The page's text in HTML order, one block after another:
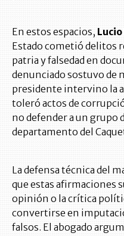
En estos espacios,
Estado cometió delitos
patria y falsedad en
denunciado sostuvo de
presidente intervino la
toleró actos de
no defender a un grupo
departamento del
La defensa técnica del
que estas afirmaciones
opinión o la crítica
convertirse en
falsos. El abogado